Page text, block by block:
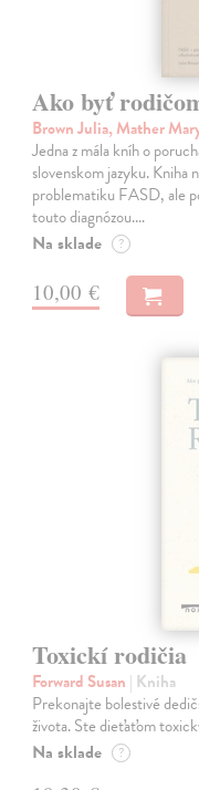
Ako byť
Brown Julia, Mather
Jedna z mála kníh o
slovenskom jazyku. Kniha
problematiku FASD, ale
touto diagnózou.…
Na sklade ?
10,00 €
Toxickí rodičia
Forward Susan | Kniha
Prekonajte bolestivé
života. Ste dieťaťom
Na sklade ?